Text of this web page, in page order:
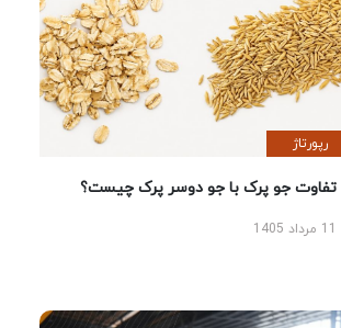
رپورتاژ
تفاوت جو پرک با جو دوسر پرک چیست؟